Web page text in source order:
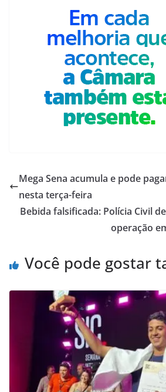
Mega Sena acumula e pode
nesta terça-feira
Bebida falsificada: Polícia Civil
operação
Você pode gostar